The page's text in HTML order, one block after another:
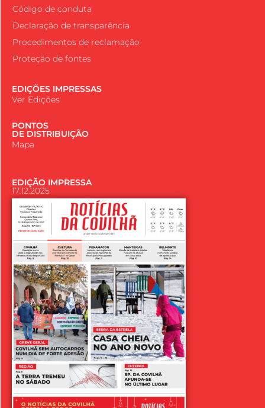
Código de conduta
Declaração de transparência
Procedimentos de reclamação
Proteção de fontes
EDIÇÕES IMPRESSAS
Ver Edições
PONTOS
DE DISTRIBUIÇÃO
Mapa
EDIÇÃO IMPRESSA
17.12.2025